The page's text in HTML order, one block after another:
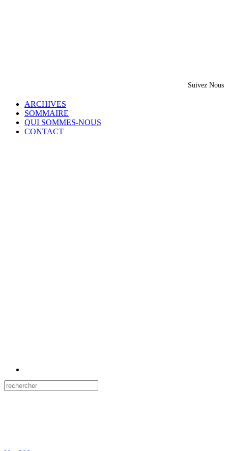
Suivez Nous
ARCHIVES
SOMMAIRE
QUI SOMMES-NOUS
CONTACT